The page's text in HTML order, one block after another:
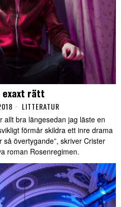
exaxt rätt
LITTERATUR
allt bra längesedan jag läste en
förmår skildra ett inre drama
övertygande”, skriver Crister
roman Rosenregimen.